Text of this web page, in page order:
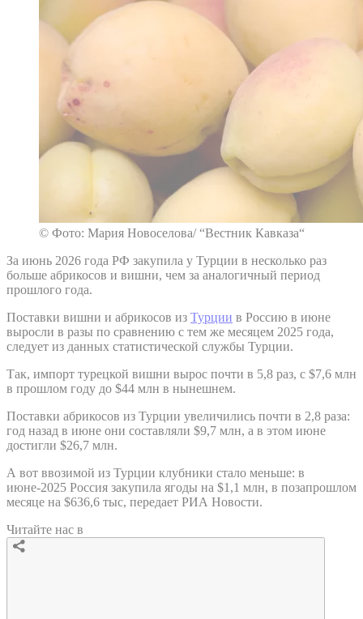
© Фото: Мария Новоселова/ “Вестник Кавказа“
За июнь 2026 года РФ закупила у Турции в несколько раз
больше абрикосов и вишни, чем за аналогичный период
прошлого года.
Поставки вишни и абрикосов из Турции в Россию в июне
выросли в разы по сравнению с тем же месяцем 2025 года,
следует из данных статистической службы Турции.
Так, импорт турецкой вишни вырос почти в 5,8 раз, с $7,6 млн
в прошлом году до $44 млн в нынешнем.
Поставки абрикосов из Турции увеличились почти в 2,8 раза:
год назад в июне они составляли $9,7 млн, а в этом июне
достигли $26,7 млн.
А вот ввозимой из Турции клубники стало меньше: в
июне-2025 Россия закупила ягоды на $1,1 млн, в позапрошлом
месяце на $636,6 тыс, передает РИА Новости.
Читайте нас в